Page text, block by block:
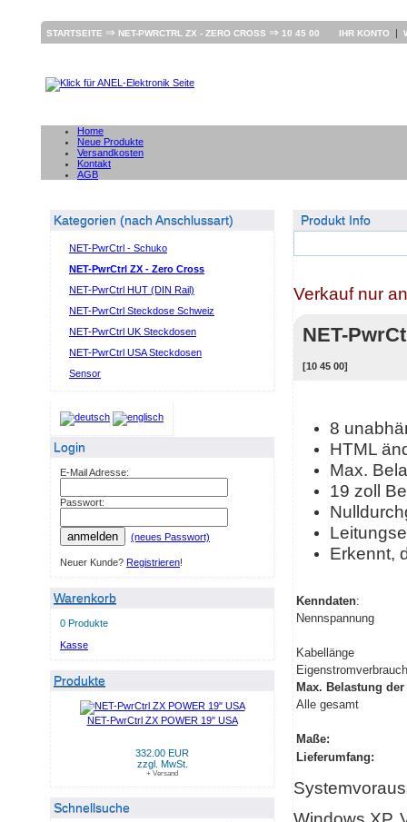
STARTSEITE ⇒ NET-PWRCTRL ZX - ZERO CROSS ⇒ 10 45 00 IHR KONTO |
Home
Neue Produkte
Versandkosten
Kontakt
AGB
Kategorien (nach Anschlussart)
NET-PwrCtrl - Schuko
NET-PwrCtrl ZX - Zero Cross
NET-PwrCtrl HUT (DIN Rail)
NET-PwrCtrl Steckdose Schweiz
NET-PwrCtrl UK Steckdosen
NET-PwrCtrl USA Steckdosen
Sensor
Login
E-Mail Adresse:
Passwort:
anmelden (neues Passwort)
Neuer Kunde? Registrieren!
Warenkorb
0 Produkte
Kasse
Produkte
NET-PwrCtrl ZX POWER 19" USA
332.00 EUR
zzgl. MwSt.
+ Versand
Schnellsuche
Produkt Info
Verkauf nur
NET-
[10 45 00]
8
HTML
Max.
19 zoll
Erkennt,
Kenndaten:
Nennspannung
Kabellänge
Eigenstromverbrauch
Max. Belastung
Alle gesamt
Maße:
Lieferumfang: